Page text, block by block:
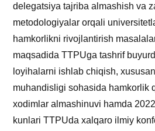
delegatsiya tajriba almashish va
metodologiyalar orqali
hamkorlikni rivojlantirish
maqsadida TTPUga tashrif
loyihalarni ishlab chiqish,
muhandisligi sohasida hamkorlik
xodimlar almashinuvi hamda
kunlari TTPUda xalqaro ilmiy